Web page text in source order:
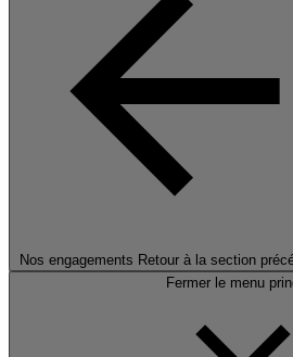
Nos engagements Retour à la section
Fermer le menu